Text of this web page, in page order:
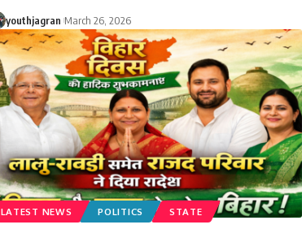
youthjagran March 26, 2026
LATEST NEWS POLITICS STATE